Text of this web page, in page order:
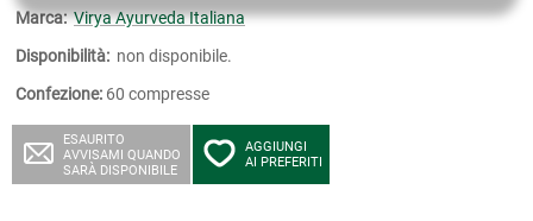
Marca: Virya Ayurveda Italiana
Disponibilità: non disponibile.
Confezione: 60 compresse
ESAURITO
AVVISAMI QUANDO
SARÀ DISPONIBILE
AGGIUNGI
AI PREFERITI